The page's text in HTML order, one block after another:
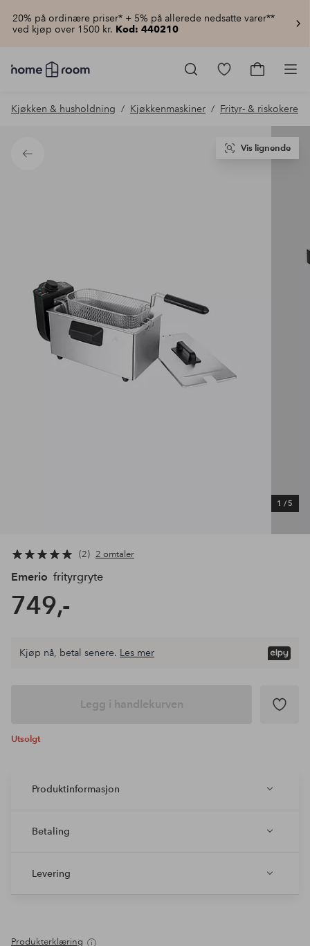
20% på ordinære priser* + 5% på allerede nedsatte varer**
ved kjøp over 1500 kr. Kod: 440210
Homeroom
–
hjemmet
pris
Gå
produkter
Gå
Kjøkken & husholdning Kjøkkenmaskiner Frityr- & riskokere
Tilbake
1 /5
Vis lignende
2 2 omtaler
Emerio frityrgryte
749,-
Kjøp nå, betal senere. Les mer
Legg i handlekurven
Utsolgt
Produktinformasjon
Betaling
Levering
Produkterklæring